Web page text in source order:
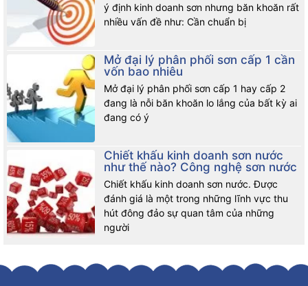
ý định kinh doanh sơn nhưng băn khoăn rất
nhiều vấn đề như: Cần chuẩn bị
Mở đại lý phân phối sơn cấp 1 cần
vốn bao nhiêu
Mở đại lý phân phối sơn cấp 1 hay cấp 2
đang là nỗi băn khoăn lo lắng của bất kỳ ai
đang có ý
Chiết khấu kinh doanh sơn nước
như thế nào? Công nghệ sơn nước
Chiết khấu kinh doanh sơn nước. Được
đánh giá là một trong những lĩnh vực thu
hút đông đảo sự quan tâm của những
người